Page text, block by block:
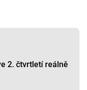
2. čtvrtletí reálně